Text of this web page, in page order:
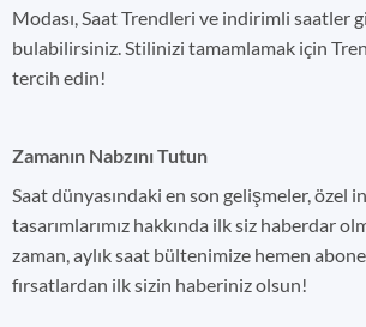
Modası, Saat Trendleri ve indirimli saatler
bulabilirsiniz. Stilinizi tamamlamak için
tercih edin!
Zamanın Nabzını Tutun
Saat dünyasındaki en son gelişmeler, özel
tasarımlarımız hakkında ilk siz haberdar
zaman, aylık saat bültenimize hemen
fırsatlardan ilk sizin haberiniz olsun!